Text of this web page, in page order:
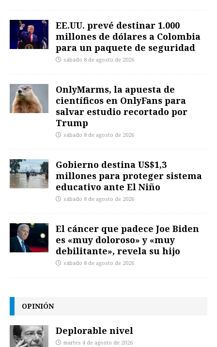
EE.UU. prevé destinar 1.000
millones de dólares a Colombia
para un paquete de seguridad
sábado 8 de agosto de 2026
OnlyMarms, la apuesta de
científicos en OnlyFans para
salvar estudio recortado por
Trump
sábado 8 de agosto de 2026
Gobierno destina US$1,3
millones para proteger sistema
educativo ante El Niño
sábado 8 de agosto de 2026
El cáncer que padece Joe Biden
es «muy doloroso» y «muy
debilitante», revela su hijo
sábado 8 de agosto de 2026
OPINIÓN
Deplorable nivel
martes 4 de agosto de 2026